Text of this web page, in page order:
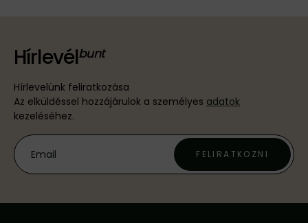
Hírlevél
Hírlevelünk feliratkozása
Az elküldéssel hozzájárulok a személyes adatok
kezeléséhez.
FELIRATKOZNI